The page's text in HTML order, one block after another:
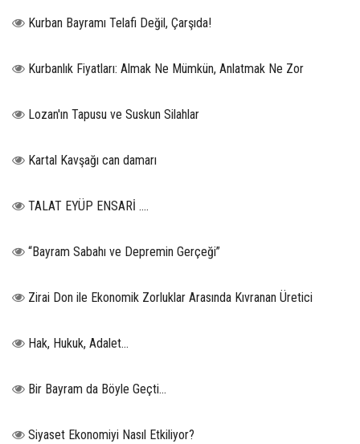
Kurban Bayramı Telafi Değil, Çarşıda!
Kurbanlık Fiyatları: Almak Ne Mümkün, Anlatmak Ne Zor
Lozan'ın Tapusu ve Suskun Silahlar
Kartal Kavşağı can damarı
TALAT EYÜP ENSARİ ….
“Bayram Sabahı ve Depremin Gerçeği”
Zirai Don ile Ekonomik Zorluklar Arasında Kıvranan Üretici
Hak, Hukuk, Adalet…
Bir Bayram da Böyle Geçti…
Siyaset Ekonomiyi Nasıl Etkiliyor?